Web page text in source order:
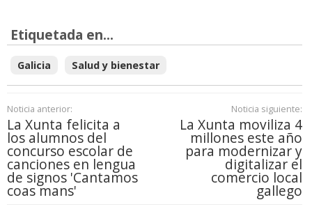
Etiquetada en...
Galicia Salud y bienestar
Noticia anterior:
La Xunta felicita a
los alumnos del
concurso escolar de
canciones en lengua
de signos 'Cantamos
coas mans'
Noticia siguiente:
La Xunta moviliza 4
millones este año
para modernizar y
digitalizar el
comercio local
gallego